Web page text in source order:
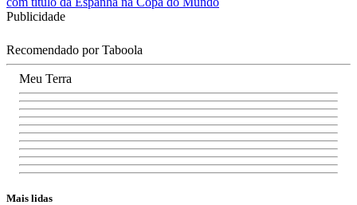
Publicidade
Recomendado por Taboola
Meu Terra
Mais lidas